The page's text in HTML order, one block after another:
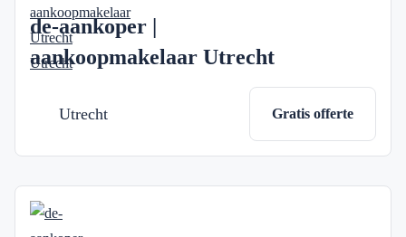
de-aankoper |
aankoopmakelaar Utrecht
Utrecht Gratis offerte